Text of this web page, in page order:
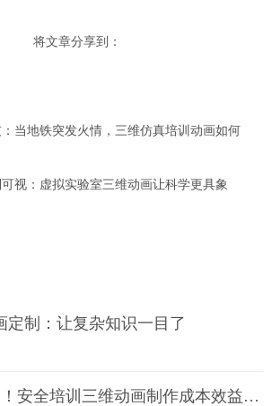
将文章分享到：
：当地铁突发火情，三维仿真培训动画如何
视：虚拟实验室三维动画让科学更具象
定制：让复杂知识一目了
1分钟可能=1条命！安全培训三维动画制作成本效益深度拆解